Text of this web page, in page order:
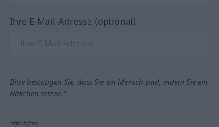
Ihre E-Mail-Adresse (optional)
Bitte bestätigen Sie, dass Sie ein Mensch sind, indem Sie ein
Häkchen setzen.*
*Pflichtfeld